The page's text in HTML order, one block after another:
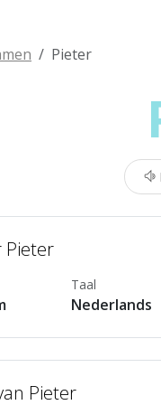
Pieter
Pieter
Taal
Nederlands
Pieter